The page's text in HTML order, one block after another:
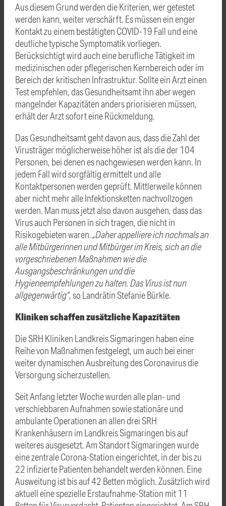
Aus diesem Grund werden die Kriterien, wer getestet
werden kann, weiter verschärft. Es müssen ein enger
Kontakt zu einem bestätigten COVID-19 Fall und eine
deutliche typische Symptomatik vorliegen.
Berücksichtigt wird auch eine berufliche Tätigkeit im
medizinischen oder pflegerischen Kernbereich oder im
Bereich der kritischen Infrastruktur. Sollte ein Arzt einen
Test empfehlen, das Gesundheitsamt ihn aber wegen
mangelnder Kapazitäten anders priorisieren müssen,
erhält der Arzt sofort eine Rückmeldung.
Das Gesundheitsamt geht davon aus, dass die Zahl der
Virusträger möglicherweise höher ist als die der 104
Personen, bei denen es nachgewiesen werden kann. In
jedem Fall wird sorgfältig ermittelt und alle
Kontaktpersonen werden geprüft. Mittlerweile können
aber nicht mehr alle Infektionsketten nachvollzogen
werden. Man muss jetzt also davon ausgehen, dass das
Virus auch Personen in sich tragen, die nicht in
Risikogebieten waren.„Daher appelliere ich nochmals an
alle Mitbürgerinnen und Mitbürger im Kreis, sich an die
vorgeschriebenen Maßnahmen wie die
Ausgangsbeschränkungen und die
Hygieneempfehlungen zu halten. Das Virus ist nun
allgegenwärtig“, so Landrätin Stefanie Bürkle.
Kliniken schaffen zusätzliche Kapazitäten
Die SRH Kliniken Landkreis Sigmaringen haben eine
Reihe von Maßnahmen festgelegt, um auch bei einer
weiter dynamischen Ausbreitung des Coronavirus die
Versorgung sicherzustellen.
Seit Anfang letzter Woche wurden alle plan- und
verschiebbaren Aufnahmen sowie stationäre und
ambulante Operationen an allen drei SRH
Krankenhäusern im Landkreis Sigmaringen bis auf
weiteres ausgesetzt. Am Standort Sigmaringen wurde
eine zentrale Corona-Station eingerichtet, in der bis zu
22 infizierte Patienten behandelt werden können. Eine
Ausweitung ist bis auf 42 Betten möglich. Zusätzlich wird
aktuell eine spezielle Erstaufnahme-Station mit 11